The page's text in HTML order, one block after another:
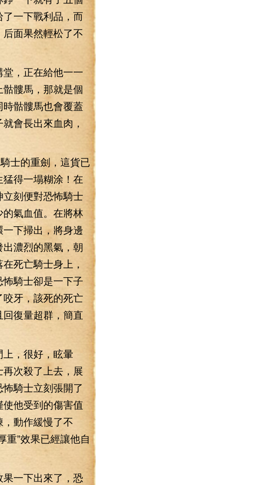
一下戰利品，而
面果然輕松了不
，正在給他一一
髏馬，那就是個
骷髏馬也會覆蓋
會長出來血肉，
士的重劍，這貨已
得一塌糊涂！在
刻便對恐怖騎士
氣血值。在將林
下掃出，將身邊
濃烈的黑氣，朝
死亡騎士身上，
騎士卻是一下子
牙，該死的死亡
復量超群，簡直
，很好，眩暈
次殺了上去，展
騎士立刻張開了
他受到的傷害值
動作緩慢了不
重”效果已經讓他自
一下出來了，恐